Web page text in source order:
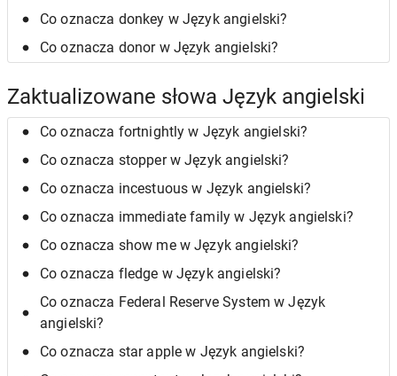
Co oznacza donkey w Język angielski?
Co oznacza donor w Język angielski?
Zaktualizowane słowa Język angielski
Co oznacza fortnightly w Język angielski?
Co oznacza stopper w Język angielski?
Co oznacza incestuous w Język angielski?
Co oznacza immediate family w Język angielski?
Co oznacza show me w Język angielski?
Co oznacza fledge w Język angielski?
Co oznacza Federal Reserve System w Język
angielski?
Co oznacza star apple w Język angielski?